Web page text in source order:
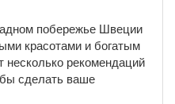
побережье Швеции
красотами и богатым
рекомендаций
сделать ваше